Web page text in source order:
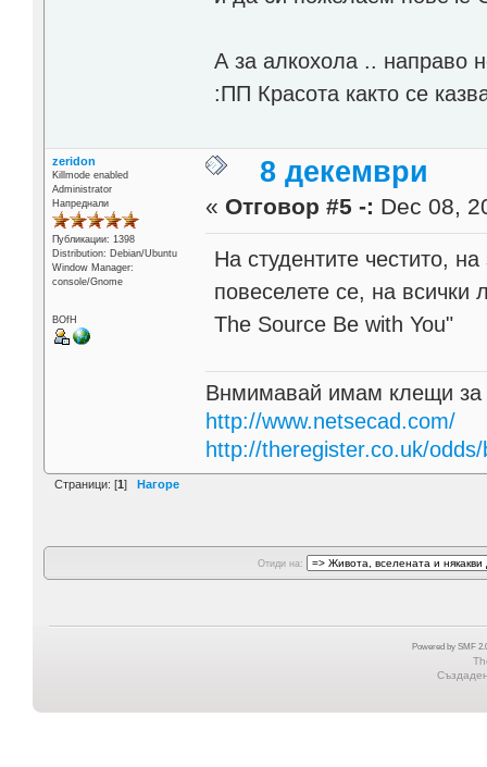
А за алкохола .. направо
:ПП Красота както се
zeridon
Killmode enabled
Administrator
Напреднали
Публикации: 1398
Distribution: Debian/Ubuntu
Window Manager:
console/Gnome
BOfH
8 декември
« Отговор #5 -: Dec 08,
На студентите честито,
повеселете се, на всички
The Source Be with You"
Внмимавай имам клещи за
http://www.netsecad.com/
http://theregister.co.uk/
Страници: [1 ] Нагоре
Отиди на:
Powered by SMF